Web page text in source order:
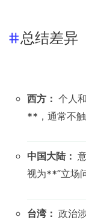
总结差异
西方： 个人
**，通常不触
中国大陆：
视为**“立场
台湾： 政治